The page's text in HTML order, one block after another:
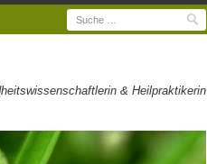
Suche
& Heilpraktikerin